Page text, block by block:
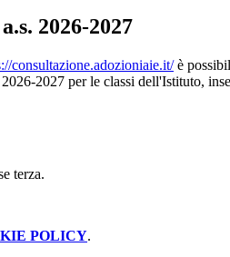
2026-2027
consultazione.adozioniaie.it/è
2027 per le classi dell'Istituto,
terza.
POLICY.